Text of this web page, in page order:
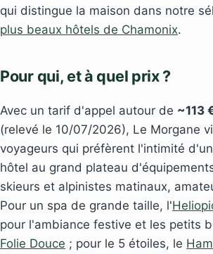
qui distingue la maison dans notre
plus beaux hôtels de Chamonix.
Pour qui, et à quel prix ?
Avec un tarif d'appel autour de ~113
(relevé le 10/07/2026), Le Morgane
voyageurs qui préfèrent l'intimité
hôtel au grand plateau
skieurs et alpinistes matinaux,
Pour un spa de grande taille, l'
pour l'ambiance festive et les petits
Folie Douce ; pour le 5 étoiles, le